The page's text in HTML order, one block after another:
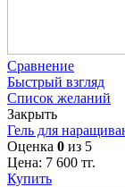
Сравнение
Быстрый взгляд
Список желаний
Закрыть
Гель для
Оценка 0 из 5
Цена: 7 600 тг.
Купить